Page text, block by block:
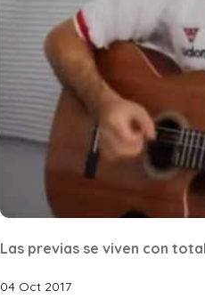
Las previas se viven con
04 Oct 2017